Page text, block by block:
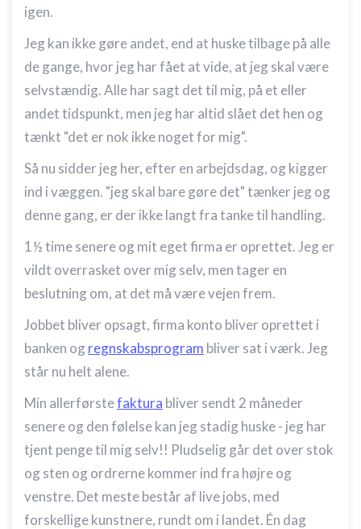
igen.
Jeg kan ikke gøre andet, end at huske tilbage på alle
de gange, hvor jeg har fået at vide, at jeg skal være
selvstændig. Alle har sagt det til mig, på et eller
andet tidspunkt, men jeg har altid slået det hen og
tænkt "det er nok ikke noget for mig".
Så nu sidder jeg her, efter en arbejdsdag, og kigger
ind i væggen. "jeg skal bare gøre det" tænker jeg og
denne gang, er der ikke langt fra tanke til handling.
1½ time senere og mit eget firma er oprettet. Jeg er
vildt overrasket over mig selv, men tager en
beslutning om, at det må være vejen frem.
Jobbet bliver opsagt, firma konto bliver oprettet i
banken og regnskabsprogram bliver sat i værk. Jeg
står nu helt alene.
Min allerførstefaktura bliver sendt 2 måneder
senere og den følelse kan jeg stadig huske - jeg har
tjent penge til mig selv!! Pludselig går det over stok
og sten og ordrerne kommer ind fra højre og
venstre. Det meste består af live jobs, med
forskellige kunstnere, rundt om i landet. Én dag